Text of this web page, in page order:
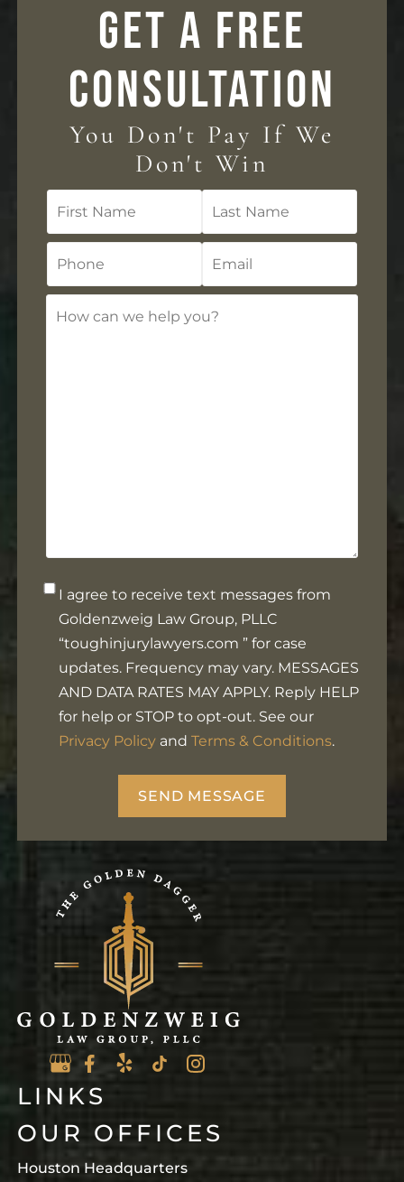
GET A FREE
CONSULTATION
You Don't Pay If We
Don't Win
Opt-
I agree to receive text messages from
Goldenzweig Law Group, PLLC
“toughinjurylawyers.com ” for case
updates. Frequency may vary. MESSAGES
AND DATA RATES MAY APPLY. Reply HELP
for help or STOP to opt-out. See our
Privacy Policy andTerms & Conditions.
LINKS
OUR OFFICES
Houston Headquarters